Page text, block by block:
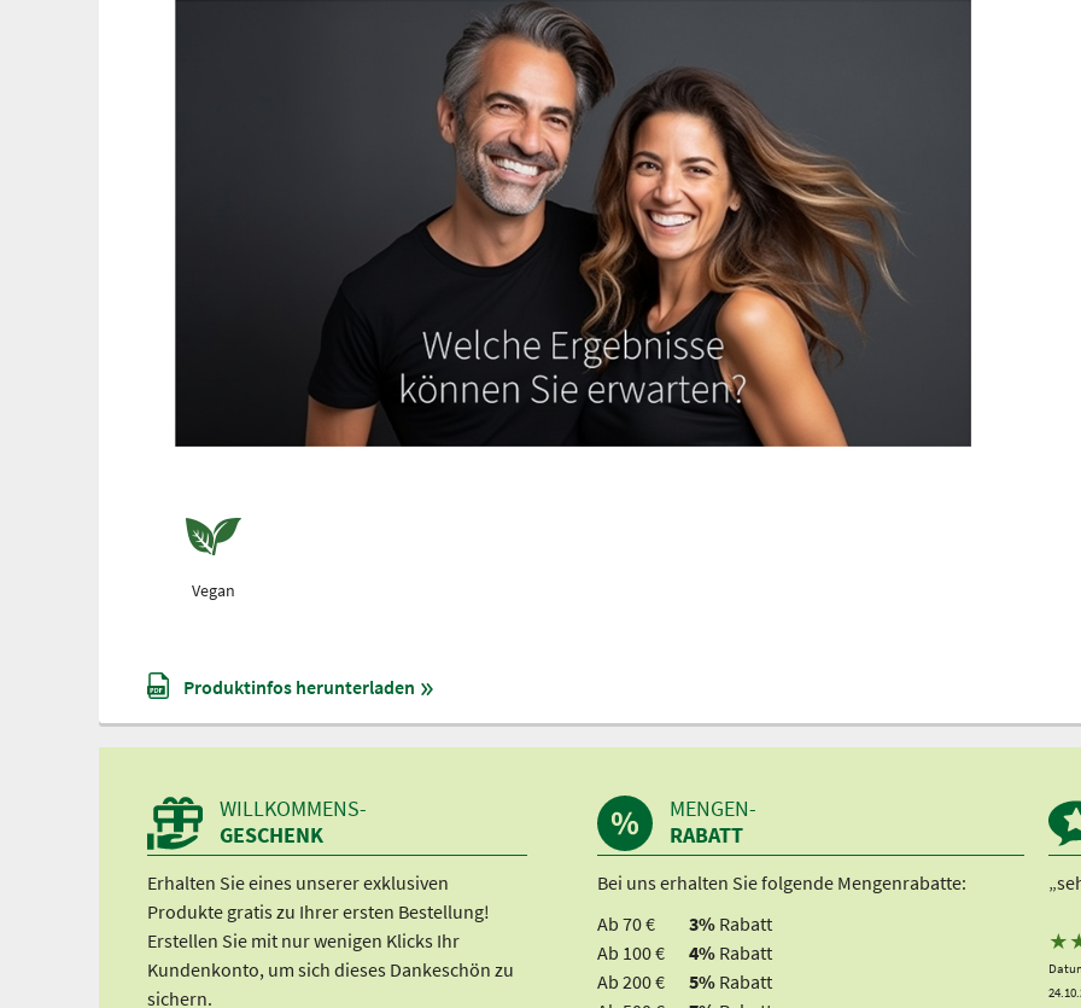
Vegan
Produktinfos herunterladen
WILLKOMMENS-
GESCHENK
Erhalten Sie eines unserer exklusiven
Produkte gratis zu Ihrer ersten Bestellung!
Erstellen Sie mit nur wenigen Klicks Ihr
Kundenkonto, um sich dieses Dankeschön zu
sichern.
MENGEN-
RABATT
Bei uns erhalten Sie folgende Mengenrabatte:
Ab 70 €
3% Rabatt
Ab 100 €
4% Rabatt
Ab 200 €
5% Rabatt
★